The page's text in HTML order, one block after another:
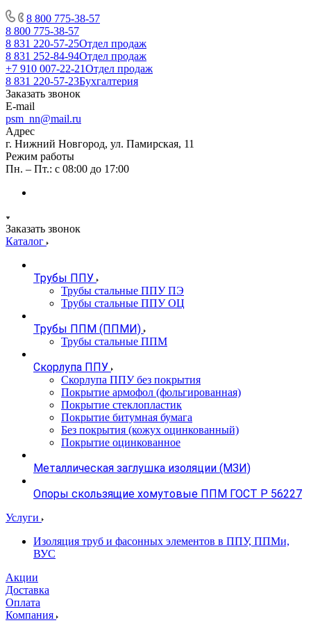
8 800 775-38-57
8 800 775-38-57
8 831 220-57-25Отдел продаж
8 831 252-84-94Отдел продаж
+7 910 007-22-21Отдел продаж
8 831 220-57-23Бухгалтерия
Заказать звонок
E-mail
psm_nn@mail.ru
Адрес
г. Нижний Новгород, ул. Памирская, 11
Режим работы
Пн. – Пт.: с 08:00 до 17:00
Заказать звонок
Каталог
Трубы ППУ
Трубы стальные ППУ ПЭ
Трубы стальные ППУ ОЦ
Трубы ППМ (ППМИ)
Трубы стальные ППМ
Скорлупа ППУ
Скорлупа ППУ без покрытия
Покрытие армофол (фольгированная)
Покрытие стеклопластик
Покрытие битумная бумага
Без покрытия (кожух оцинкованный)
Покрытие оцинкованное
Металлическая заглушка изоляции (МЗИ)
Опоры скользящие хомутовые ППМ ГОСТ Р 56227
Услуги
Изоляция труб и фасонных элементов в ППУ, ППМи,
ВУС
Акции
Доставка
Оплата
Компания